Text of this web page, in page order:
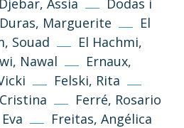
Duras, Marguerite
El
Souad
El Hachmi,
Nawal
Ernaux,
Felski, Rita
Ferré, Rosario
Freitas, Angélica